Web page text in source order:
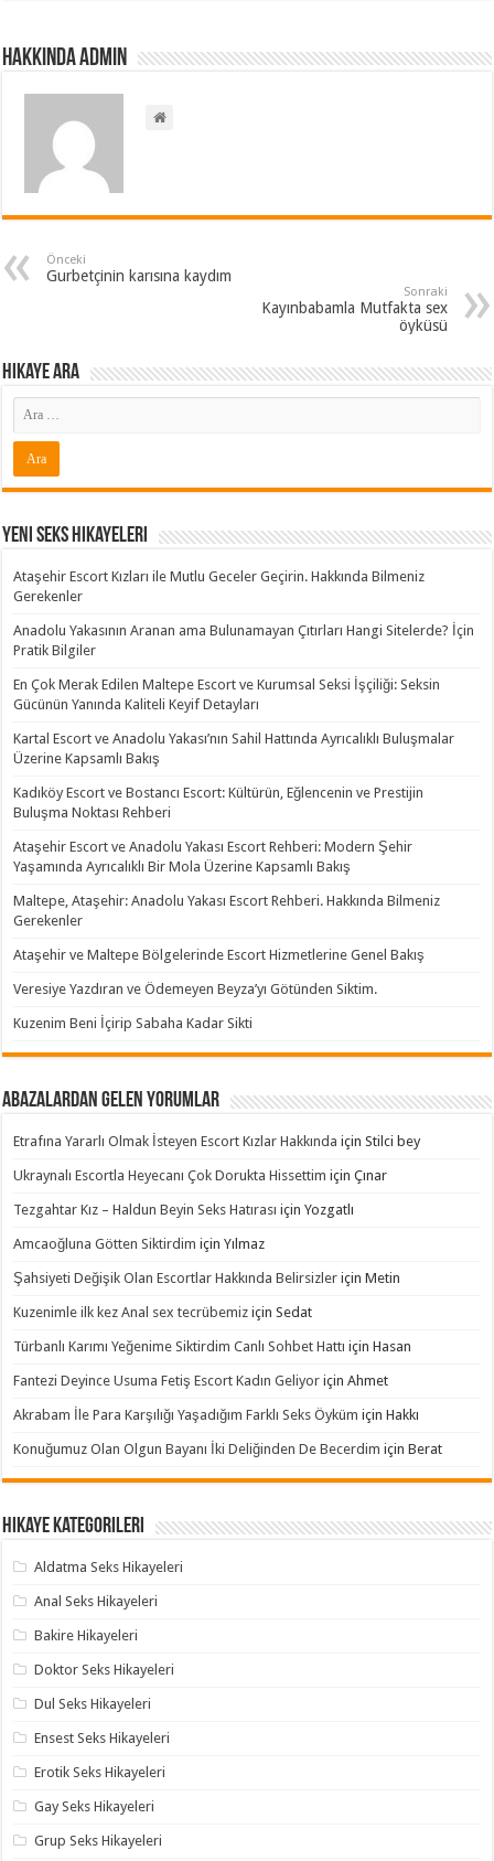
Hakkında admin
Önceki
Gurbetçinin karısına kaydım
Sonraki
Kayınbabamla Mutfakta sex
öyküsü
Hikaye ARA
Yeni Seks Hikayeleri
Ataşehir Escort Kızları ile Mutlu Geceler Geçirin. Hakkında Bilmeniz
Gerekenler
Anadolu Yakasının Aranan ama Bulunamayan Çıtırları Hangi Sitelerde? İçin
Pratik Bilgiler
En Çok Merak Edilen Maltepe Escort ve Kurumsal Seksi İşçiliği: Seksin
Gücünün Yanında Kaliteli Keyif Detayları
Kartal Escort ve Anadolu Yakası’nın Sahil Hattında Ayrıcalıklı Buluşmalar
Üzerine Kapsamlı Bakış
Kadıköy Escort ve Bostancı Escort: Kültürün, Eğlencenin ve Prestijin
Buluşma Noktası Rehberi
Ataşehir Escort ve Anadolu Yakası Escort Rehberi: Modern Şehir
Yaşamında Ayrıcalıklı Bir Mola Üzerine Kapsamlı Bakış
Maltepe, Ataşehir: Anadolu Yakası Escort Rehberi. Hakkında Bilmeniz
Gerekenler
Ataşehir ve Maltepe Bölgelerinde Escort Hizmetlerine Genel Bakış
Veresiye Yazdıran ve Ödemeyen Beyza’yı Götünden Siktim.
Kuzenim Beni İçirip Sabaha Kadar Sikti
Abazalardan Gelen Yorumlar
Etrafına Yararlı Olmak İsteyen Escort Kızlar Hakkında içinStilci bey
Ukraynalı Escortla Heyecanı Çok Dorukta Hissettim içinÇınar
Tezgahtar Kız – Haldun Beyin Seks Hatırası içinYozgatlı
Amcaoğluna Götten Siktirdim içinYılmaz
Şahsiyeti Değişik Olan Escortlar Hakkında Belirsizler içinMetin
Kuzenimle ilk kez Anal sex tecrübemiz içinSedat
Türbanlı Karımı Yeğenime Siktirdim Canlı Sohbet Hattı içinHasan
Fantezi Deyince Usuma Fetiş Escort Kadın Geliyor içinAhmet
Akrabam İle Para Karşılığı Yaşadığım Farklı Seks Öyküm içinHakkı
Konuğumuz Olan Olgun Bayanı İki Deliğinden De Becerdim içinBerat
Hikaye Kategorileri
Aldatma Seks Hikayeleri
Anal Seks Hikayeleri
Bakire Hikayeleri
Doktor Seks Hikayeleri
Dul Seks Hikayeleri
Ensest Seks Hikayeleri
Erotik Seks Hikayeleri
Gay Seks Hikayeleri
Grup Seks Hikayeleri